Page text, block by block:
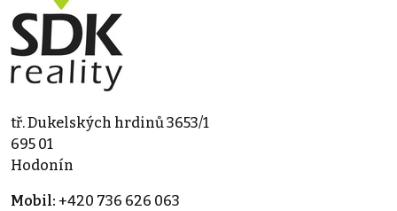
tř. Dukelských hrdinů 3653/1
695 01
Hodonín
Mobil: +420 736 626 063